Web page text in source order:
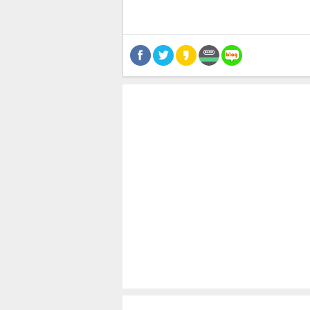
스북 터 공 공유 버블
달기